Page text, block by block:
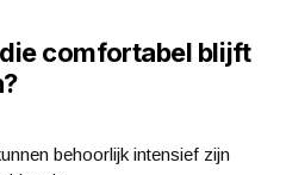
comfortabel blijft
behoorlijk intensief zijn